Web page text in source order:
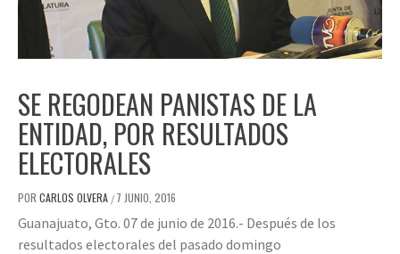
SE REGODEAN PANISTAS DE LA
ENTIDAD, POR RESULTADOS
ELECTORALES
POR CARLOS OLVERA / 7 JUNIO, 2016
Guanajuato, Gto. 07 de junio de 2016.- Después de los
resultados electorales del pasado domingo